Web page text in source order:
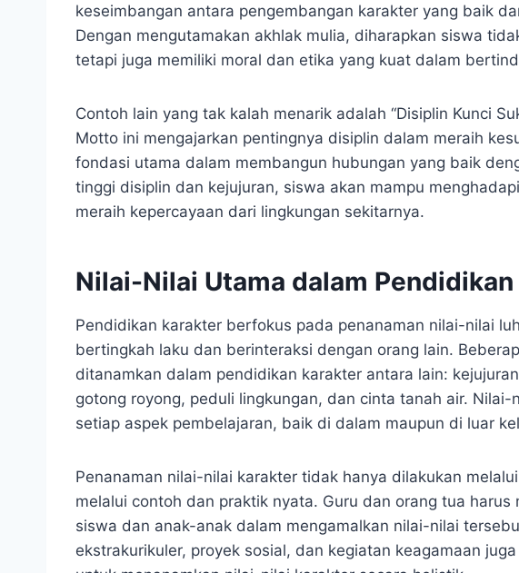
keseimbangan antara pengembangan karakter yang baik
Dengan mengutamakan akhlak mulia, diharapkan siswa
tetapi juga memiliki moral dan etika yang kuat dalam
Contoh lain yang tak kalah menarik adalah “Disiplin Kunci
Motto ini mengajarkan pentingnya disiplin dalam meraih
fondasi utama dalam membangun hubungan yang baik
tinggi disiplin dan kejujuran, siswa akan mampu
meraih kepercayaan dari lingkungan sekitarnya.
Nilai-Nilai Utama dalam
Pendidikan karakter berfokus pada penanaman nilai-nilai
bertingkah laku dan berinteraksi dengan orang lain.
ditanamkan dalam pendidikan karakter antara lain:
gotong royong, peduli lingkungan, dan cinta tanah air.
setiap aspek pembelajaran, baik di dalam maupun di luar
Penanaman nilai-nilai karakter tidak hanya dilakukan
melalui contoh dan praktik nyata. Guru dan orang tua
siswa dan anak-anak dalam mengamalkan nilai-nilai
ekstrakurikuler, proyek sosial, dan kegiatan keagamaan